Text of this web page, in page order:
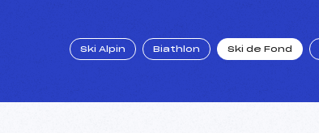
Ski Alpin Biathlon Ski de Fond